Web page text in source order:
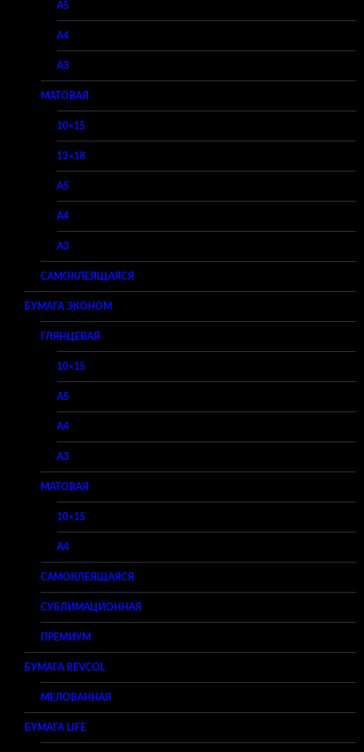
A5
A4
A3
МАТОВАЯ
10×15
13×18
A5
A4
A3
САМОКЛЕЯЩАЯСЯ
БУМАГА ЭКОНОМ
ГЛЯНЦЕВАЯ
10×15
A5
A4
A3
МАТОВАЯ
10×15
A4
САМОКЛЕЯЩАЯСЯ
СУБЛИМАЦИОННАЯ
ПРЕМИУМ
БУМАГА REVCOL
МЕЛОВАННАЯ
БУМАГА LIFE